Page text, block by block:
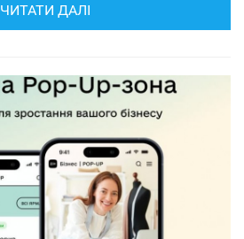
ЧИТАТИ ДАЛІ